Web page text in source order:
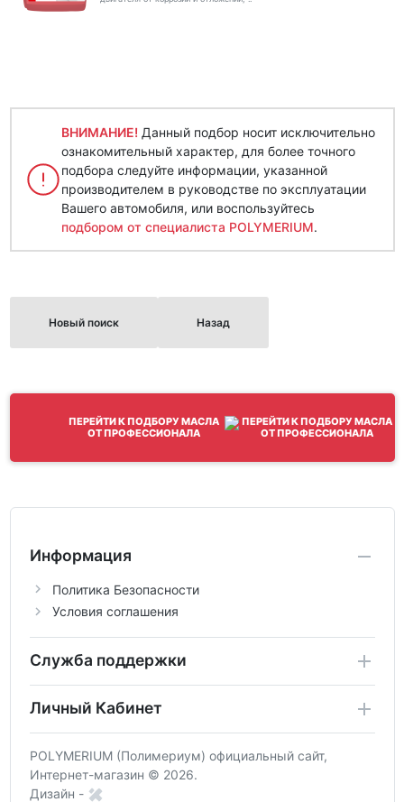
ВНИМАНИЕ! Данный подбор носит исключительно
ознакомительный характер, для более точного
подбора следуйте информации, указанной
производителем в руководстве по эксплуатации
Вашего автомобиля, или воспользуйтесь
подбором от специалиста POLYMERIUM.
Новый поиск Назад
ПЕРЕЙТИ К ПОДБОРУ МАСЛА
ОТ ПРОФЕССИОНАЛА
Информация
Политика Безопасности
Условия соглашения
Служба поддержки
Личный Кабинет
POLYMERIUM (Полимериум) официальный сайт,
Интернет-магазин © 2026.
Дизайн -